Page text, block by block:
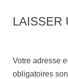
LAISSER
Votre adresse
obligatoires